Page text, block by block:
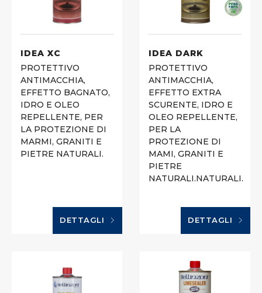
IDEA XC
PROTETTIVO
ANTIMACCHIA,
EFFETTO BAGNATO,
IDRO E OLEO
REPELLENTE, PER
LA PROTEZIONE DI
MARMI, GRANITI E
PIETRE NATURALI.
DETTAGLI
IDEA DARK
PROTETTIVO
ANTIMACCHIA,
EFFETTO EXTRA
SCURENTE, IDRO E
OLEO REPELLENTE,
PER LA
PROTEZIONE DI
MAMI, GRANITI E
PIETRE
NATURALI.NATURALI.
DETTAGLI